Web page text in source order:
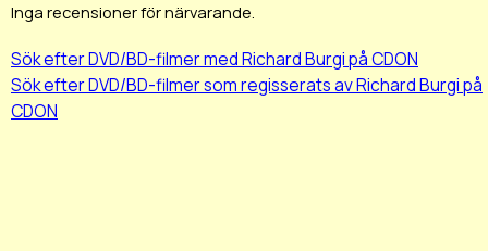
Inga recensioner för närvarande.
Sök efter DVD/BD-filmer med Richard Burgi på CDON
Sök efter DVD/BD-filmer som regisserats av Richard Burgi på
CDON